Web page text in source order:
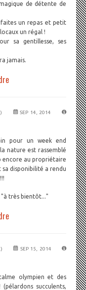
de détente de
un repas et petit
un régal !
sa gentillesse, ses
jamais.
SEP 14, 2014
pour un week end
nature est rassemblé
encore au propriétaire
sa disponibilité a rendu
"à très bientôt..."
SEP 15, 2014
olympien et des
succulents,